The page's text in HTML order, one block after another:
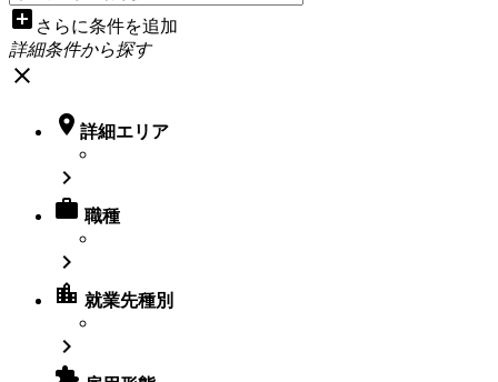
add_box さらに条件を追加
詳細条件から探す
close
 詳細エリア

 職種

location_city 就業先種別
